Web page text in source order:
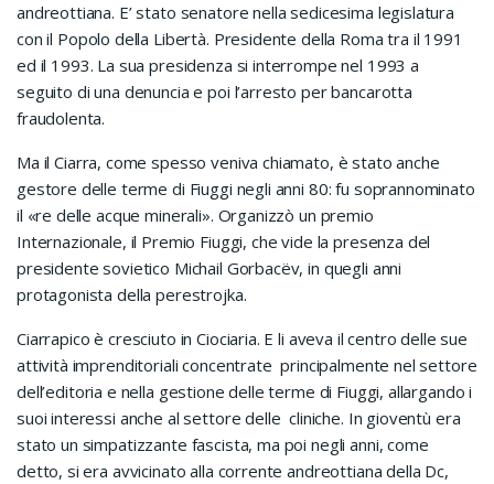
andreottiana. E’ stato senatore nella sedicesima legislatura
con il Popolo della Libertà. Presidente della Roma tra il 1991
ed il 1993. La sua presidenza si interrompe nel 1993 a
seguito di una denuncia e poi l’arresto per bancarotta
fraudolenta.
Ma il Ciarra, come spesso veniva chiamato, è stato anche
gestore delle terme di Fiuggi negli anni 80: fu soprannominato
il «re delle acque minerali». Organizzò un premio
Internazionale, il Premio Fiuggi, che vide la presenza del
presidente sovietico Michail Gorbacëv, in quegli anni
protagonista della perestrojka.
Ciarrapico è cresciuto in Ciociaria. E li aveva il centro delle sue
attività imprenditoriali concentrate principalmente nel settore
dell’editoria e nella gestione delle terme di Fiuggi, allargando i
suoi interessi anche al settore delle cliniche. In gioventù era
stato un simpatizzante fascista, ma poi negli anni, come
detto, si era avvicinato alla corrente andreottiana della Dc,